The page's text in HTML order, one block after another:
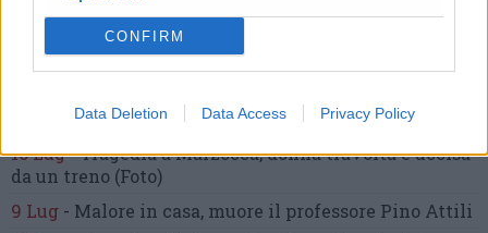
CONFIRM
Data Deletion Data Access Privacy Policy
«Notifica arrivata in mattinata,anche i miei figli
sono andati lì»
2 Ago-Fermato col taser,muore in ospedale dopo un
16 Lug-Tragedia a Marzocca,donna travolta e uccisa
da un treno (Foto)
9 Lug - Malore in casa, muore il professore Pino Attili